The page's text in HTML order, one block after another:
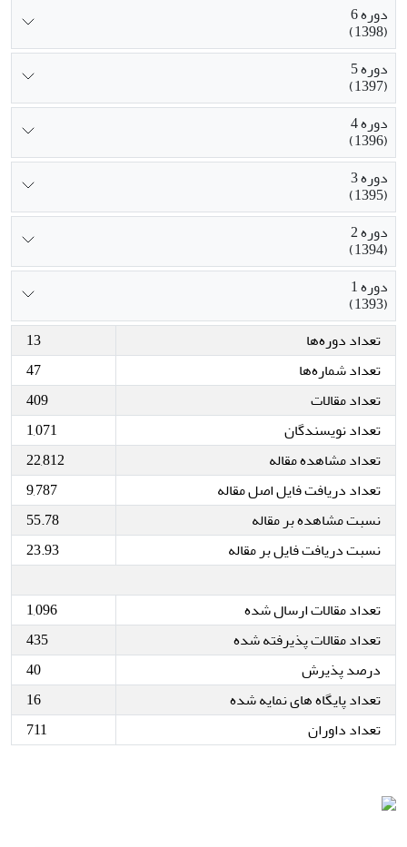
دوره 6
(1398)
دوره 5
(1397)
دوره 4
(1396)
دوره 3
(1395)
دوره 2
(1394)
دوره 1
(1393)
تعداد دوره‌ها
13
تعداد شماره‌ها
47
تعداد مقالات
409
تعداد نویسندگان
1,071
تعداد مشاهده مقاله
22,812
تعداد دریافت فایل اصل مقاله
9,787
نسبت مشاهده بر مقاله
55.78
نسبت دریافت فایل بر مقاله
23.93
تعداد مقالات ارسال شده
1,096
تعداد مقالات پذیرفته شده
435
درصد پذیرش
40
تعداد پایگاه های نمایه شده
16
تعداد داوران
711